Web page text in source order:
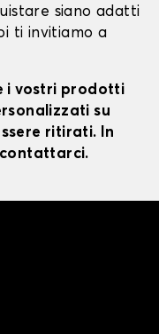
siano adatti
ti invitiamo a
i vostri prodotti
su
ritirati. In